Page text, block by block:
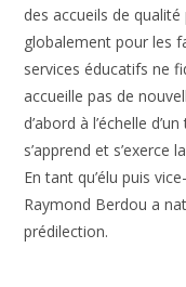
des accueils de
globalement pour les
services éducatifs ne
accueille pas de
d’abord à l’échelle
s’apprend et s’exerce
En tant qu’élu puis
Raymond Berdou a
prédilection.